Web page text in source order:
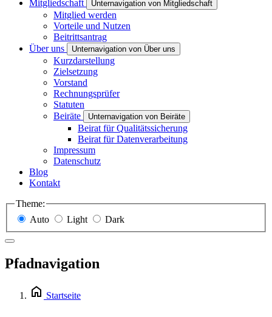
Mitgliedschaft
Unternavigation von Mitgliedschaft
Mitglied werden
Vorteile und Nutzen
Beitrittsantrag
Über uns
Unternavigation von Über uns
Kurzdarstellung
Zielsetzung
Vorstand
Rechnungsprüfer
Statuten
Beiräte
Unternavigation von Beiräte
Beirat für Qualitätssicherung
Beirat für Datenverarbeitung
Impressum
Datenschutz
Blog
Kontakt
Theme:
Auto
Light Dark
Pfadnavigation
Startseite